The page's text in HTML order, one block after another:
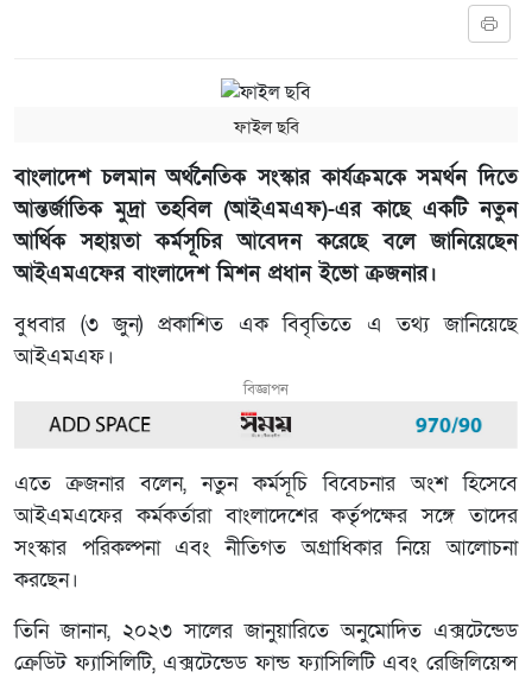
ফাইল ছবি
বাংলাদেশ চলমান অর্থনৈতিক সংস্কার কার্যক্রমকে সমর্থন দিতে
আন্তর্জাতিক মুদ্রা তহবিল (আইএমএফ)-এর কাছে একটি নতুন
আর্থিক সহায়তা কর্মসূচির আবেদন করেছে বলে জানিয়েছেন
আইএমএফের বাংলাদেশ মিশন প্রধান ইভো ক্রজনার।
বুধবার (৩ জুন) প্রকাশিত এক বিবৃতিতে এ তথ্য জানিয়েছে
আইএমএফ।
বিজ্ঞাপন
এতে ক্রজনার বলেন, নতুন কর্মসূচি বিবেচনার অংশ হিসেবে
আইএমএফের কর্মকর্তারা বাংলাদেশের কর্তৃপক্ষের সঙ্গে তাদের
সংস্কার পরিকল্পনা এবং নীতিগত অগ্রাধিকার নিয়ে আলোচনা
করছেন।
তিনি জানান, ২০২৩ সালের জানুয়ারিতে অনুমোদিত এক্সটেন্ডেড
ক্রেডিট ফ্যাসিলিটি, এক্সটেন্ডেড ফান্ড ফ্যাসিলিটি এবং রেজিলিয়েন্স